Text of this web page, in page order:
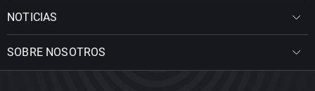
NOTICIAS
SOBRE NOSOTROS